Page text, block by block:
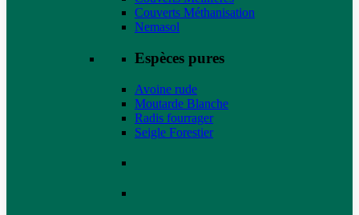
Couverts Méthanisation
Nemasol
Espèces pures
Avoine rude
Moutarde Blanche
Radis fourrager
Seigle Forestier